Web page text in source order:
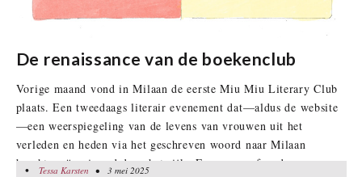
De renaissance van de boekenclub
Vorige maand vond in Milaan de eerste Miu Miu Literary Club
plaats. Een tweedaags literair evenement dat—aldus de website
—een weerspiegeling van de levens van vrouwen uit het
verleden en heden via het geschreven woord naar Milaan
bracht, geïnspireerd door het rijke Europese erfgoed van
Tessa Karsten• 3 mei 2025
•Tessa Karsten • 3 mei 2025